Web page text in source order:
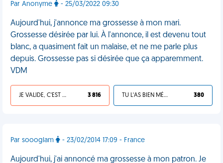
Par Anonyme - 25/03/2022 09:30
Aujourd'hui, j'annonce ma grossesse à mon mari.
Grossesse désirée par lui. À l'annonce, il est devenu tout
blanc, a quasiment fait un malaise, et ne me parle plus
depuis. Grossesse pas si désirée que ça apparemment.
VDM
JE VALIDE, C'EST UNE VDM 3 816 TU L'AS BIEN MÉRITÉ 380
Par soooglam - 23/02/2014 17:09 - France
Aujourd'hui, j'ai annoncé ma grossesse à mon patron. Je